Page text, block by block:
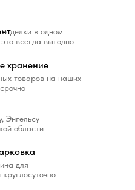
для
товаров на наших
хранение
в одном
всегда выгодно
Энгельсу
области